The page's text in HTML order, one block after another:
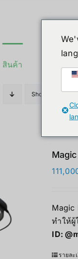
สินค้า
Show 12
Magic
ทำให้ผู้
ID:
รายละ